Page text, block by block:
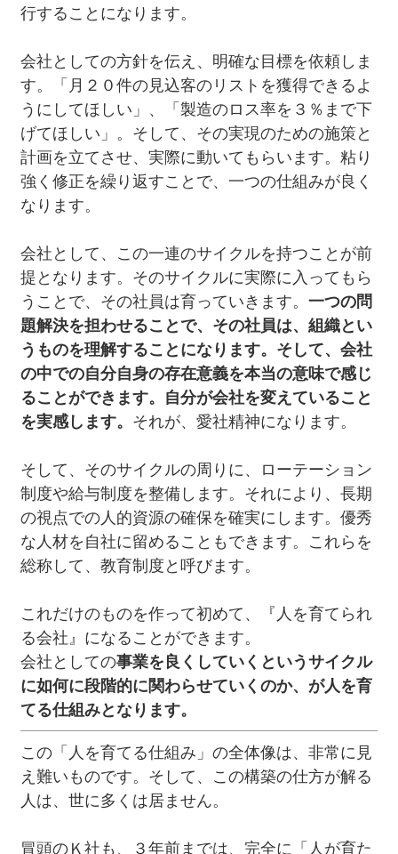
行することになります。
会社としての方針を伝え、明確な目標を依頼しま
す。「月２０件の見込客のリストを獲得できるよ
うにしてほしい」、「製造のロス率を３％まで下
げてほしい」。そして、その実現のための施策と
計画を立てさせ、実際に動いてもらいます。粘り
強く修正を繰り返すことで、一つの仕組みが良く
なります。
会社として、この一連のサイクルを持つことが前
提となります。そのサイクルに実際に入ってもら
うことで、その社員は育っていきます。一つの問
題解決を担わせることで、その社員は、組織とい
うものを理解することになります。そして、会社
の中での自分自身の存在意義を本当の意味で感じ
ることができます。自分が会社を変えていること
を実感します。 それが、愛社精神になります。
そして、そのサイクルの周りに、ローテーション
制度や給与制度を整備します。それにより、長期
の視点での人的資源の確保を確実にします。優秀
な人材を自社に留めることもできます。これらを
総称して、教育制度と呼びます。
これだけのものを作って初めて、『人を育てられ
る会社』になることができます。
会社としての事業を良くしていくというサイクル
に如何に段階的に関わらせていくのか、が人を育
てる仕組みとなります。
この「人を育てる仕組み」の全体像は、非常に見
え難いものです。そして、この構築の仕方が解る
人は、世に多くは居ません。
冒頭のＫ社も、３年前までは、完全に「人が育た